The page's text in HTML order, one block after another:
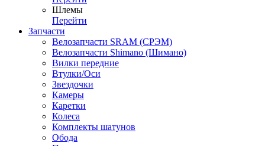
Шлемы
Перейти
Запчасти
Велозапчасти SRAM (СРЭМ)
Велозапчасти Shimano (Шимано)
Вилки передние
Втулки/Оси
Звездочки
Камеры
Каретки
Колеса
Комплекты шатунов
Обода